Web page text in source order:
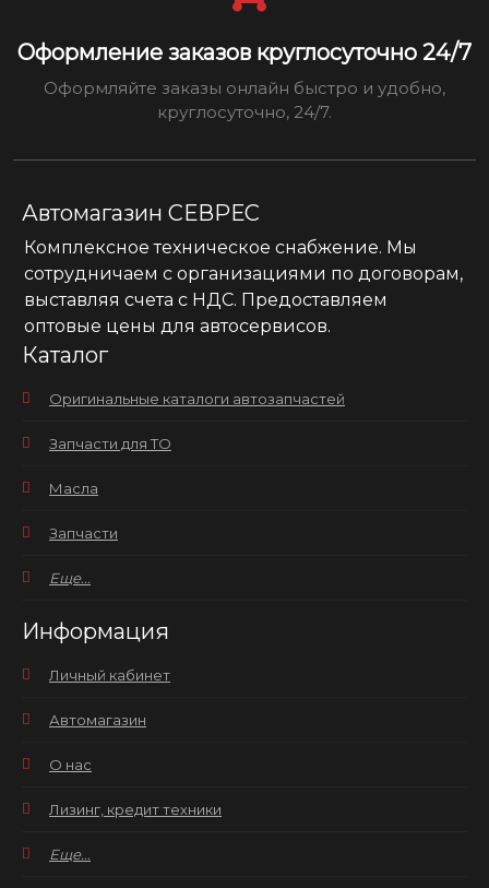
Оформление заказов круглосуточно 24/7
Оформляйте заказы онлайн быстро и удобно,
круглосуточно, 24/7.
Автомагазин СЕВРЕС
Комплексное техническое снабжение. Мы
сотрудничаем с организациями по договорам,
выставляя счета с НДС. Предоставляем
оптовые цены для автосервисов.
Каталог
Оригинальные каталоги автозапчастей
Запчасти для ТО
Масла
Запчасти
Еще...
Информация
Личный кабинет
Автомагазин
О нас
Лизинг, кредит техники
Еще...